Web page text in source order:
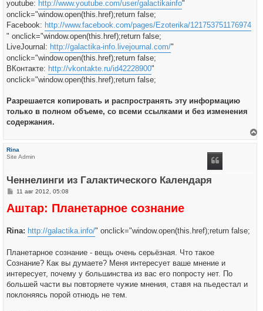
youtube: http://www.youtube.com/user/galactikainfo"
onclick="window.open(this.href);return false;
Facebook: http://www.facebook.com/pages/Ezoterika/121753751176974
" onclick="window.open(this.href);return false;
LiveJournal: http://galactika-info.livejournal.com/"
onclick="window.open(this.href);return false;
ВКонтакте: http://vkontakte.ru/id42228900"
onclick="window.open(this.href);return false;
Разрешается копировать и распространять эту информацию
только в полном объеме, со всеми ссылками и без изменения
содержания.
Rina
Site Admin
Ченнелинги из Галактического Календаря
С
о
б
н
11 авг 2012, 05:08
Аштар: Планетарное сознание
Rina: http://galactika.info/" onclick="window.open(this.href);return false;
Планетарное сознание - вещь очень серьёзная. Что такое
Сознание? Как вы думаете? Меня интересует ваше мнение и
интересует, почему у большинства из вас его попросту нет. По
большей части вы повторяете чужие мнения, ставя на пьедестал и
поклоняясь порой отнюдь не тем.